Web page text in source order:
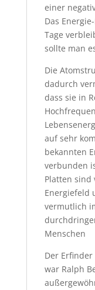
einer
Das
Tage
sollte man
Die
dadurch
dass sie in
auf sehr
bekannten
verbunden
Platten sind
Energiefeld
vermutlich
Menschen
Der
war Ralph